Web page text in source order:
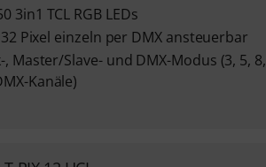
3in1 TCL RGB LEDs
Pixel einzeln per DMX ansteuerbar
Master/Slave- und DMX-Modus (3, 5, 8,
Kanäle)